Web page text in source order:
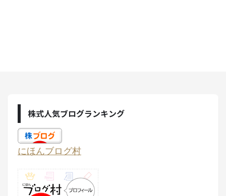
株式人気ブログランキング
にほんブログ村